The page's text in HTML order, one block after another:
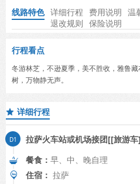
线路特色 详细行程 费用说明 温
退改规则 保险说明
行程看点
冬游林芝，不逊夏季，美不胜收，雅鲁
树，万物静无声。
 详细行程
拉萨火车站或机场接团[[旅游车]
餐食： 早、中、晚自理
住宿： 拉萨